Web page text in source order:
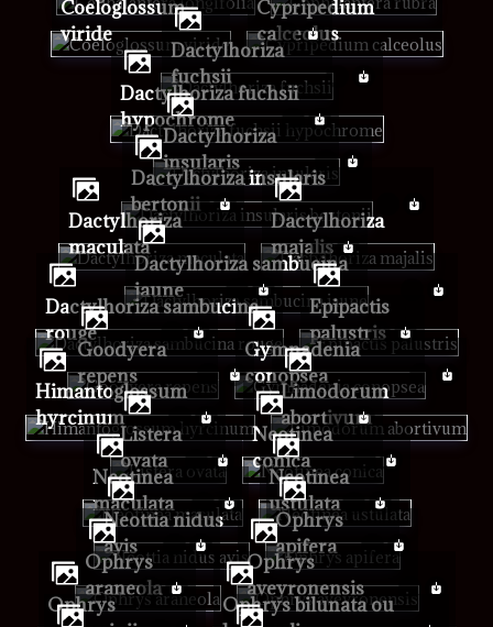
Coeloglossum
viride
Cypripedium
calceolus
Dactylhoriza
fuchsii
Dactylhoriza fuchsii
hypochrome
Dactylhoriza
insularis
Dactylhoriza insularis
bertonii
Dactylhoriza
maculata
Dactylhoriza
majalis
Dactylhoriza sambucina
jaune
Dactylhoriza sambucina
rouge
Epipactis
palustris
Goodyera
repens
Gymnadenia
conopsea
Himantoglossum
hyrcinum
Limodorum
abortivum
Listera
ovata
Neotinea
conica
Neotinea
maculata
Neotinea
ustulata
Neottia nidus
avis
Ophrys
apifera
Ophrys
araneola
Ophrys
aveyronensis
Ophrys
Ophrys bilunata ou